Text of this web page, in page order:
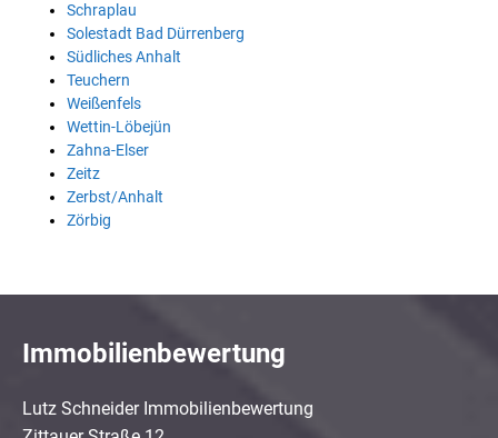
Schraplau
Solestadt Bad Dürrenberg
Südliches Anhalt
Teuchern
Weißenfels
Wettin-Löbejün
Zahna-Elser
Zeitz
Zerbst/Anhalt
Zörbig
Immobilienbewertung
Lutz Schneider Immobilienbewertung